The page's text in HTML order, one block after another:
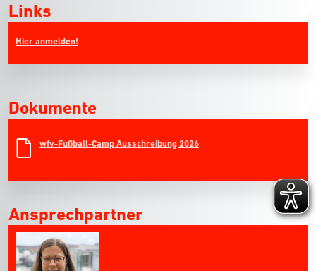
Links
Hier anmelden!
Dokumente
wfv-Fußball-Camp Ausschreibung 2026
Ansprechpartner